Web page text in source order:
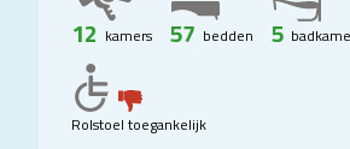
12 kamers 57 bedden 5
Rolstoel toegankelijk